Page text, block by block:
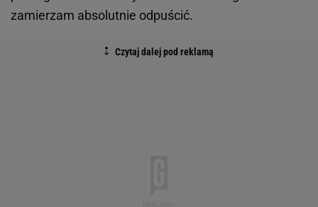
zamierzam absolutnie odpuścić.